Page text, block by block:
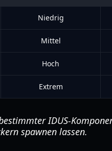
Niedrig
Mittel
Hoch
Extrem
IDUS-
spawnen lassen.